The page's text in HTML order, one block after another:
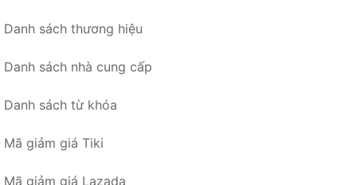
Danh sách thương hiệu
Danh sách nhà cung cấp
Danh sách từ khóa
Mã giảm giá Tiki
Mã giảm giá Lazada